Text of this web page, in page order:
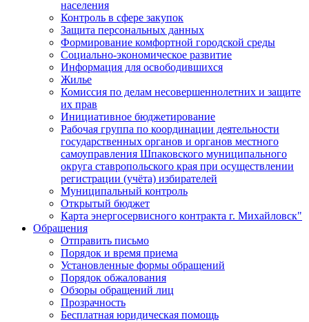
населения
Контроль в сфере закупок
Защита персональных данных
Формирование комфортной городской среды
Социально-экономическое развитие
Информация для освободившихся
Жилье
Комиссия по делам несовершеннолетних и защите
их прав
Инициативное бюджетирование
Рабочая группа по координации деятельности
государственных органов и органов местного
самоуправления Шпаковского муниципального
округа ставропольского края при осуществлении
регистрации (учёта) избирателей
Муниципальный контроль
Открытый бюджет
Карта энергосервисного контракта г. Михайловск"
Обращения
Отправить письмо
Порядок и время приема
Установленные формы обращений
Порядок обжалования
Обзоры обращений лиц
Прозрачность
Бесплатная юридическая помощь